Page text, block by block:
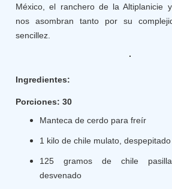
México, el ranchero de la Altiplanicie
nos asombran tanto por su
sencillez.
Ingredientes:
Porciones: 30
Manteca de cerdo para freír
1 kilo de chile mulato,
125 gramos de chile
desvenado